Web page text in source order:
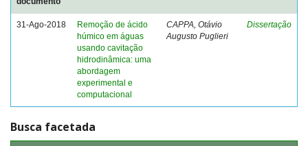
31-Ago-2018
Remoção de ácido
húmico em águas
usando cavitação
hidrodinâmica: uma
abordagem
experimental e
computacional
CAPPA, Otávio
Augusto Puglieri
Dissertação
Busca facetada